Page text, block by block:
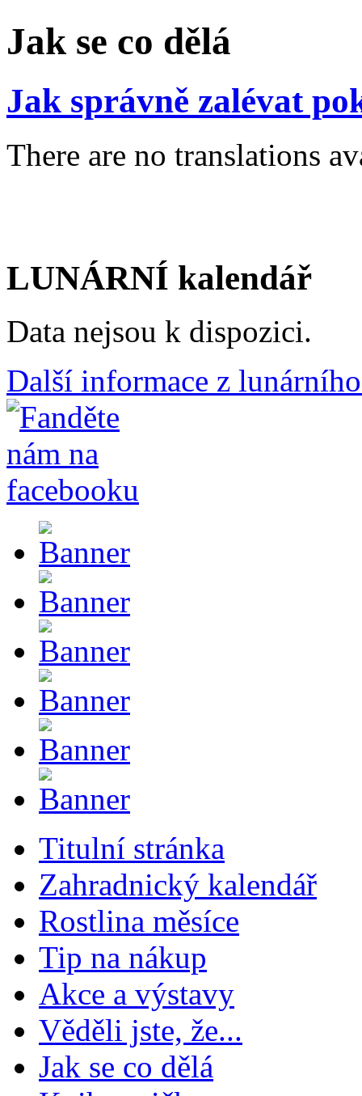
Jak se co dělá
Jak správně zalévat
There are no translations
LUNÁRNÍ kalendář
Data nejsou k dispozici.
Další informace z
Titulní stránka
Zahradnický kalendář
Rostlina měsíce
Tip na nákup
Akce a výstavy
Věděli jste, že...
Jak se co dělá